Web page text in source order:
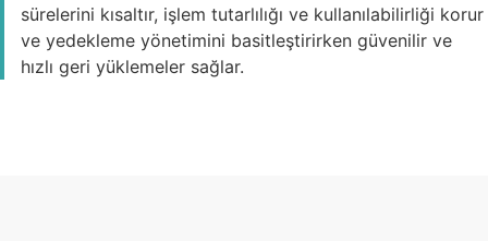
sürelerini kısaltır, işlem tutarlılığı ve kullanılabilirliği korur
ve yedekleme yönetimini basitleştirirken güvenilir ve
hızlı geri yüklemeler sağlar.